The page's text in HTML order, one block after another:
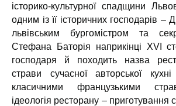
історико-культурної спадщини
одним із її історичних господарів
львівським бургомістром та
Стефана Баторія наприкінці XVI
господаря й походить назва
страви сучасної авторської
класичними французькими
ідеологія ресторану – приготування